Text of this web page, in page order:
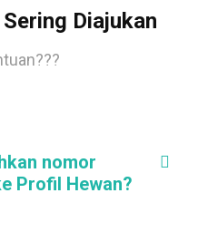
Diajukan
nomor
Profil Hewan?